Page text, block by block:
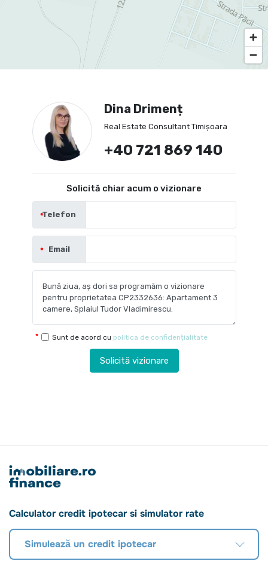
Dina Drimenț
Real Estate Consultant Timișoara
+40 721 869 140
Solicită chiar acum o vizionare
Telefon
Email
Sunt de acord cu politica de confidențialitate
Solicită vizionare